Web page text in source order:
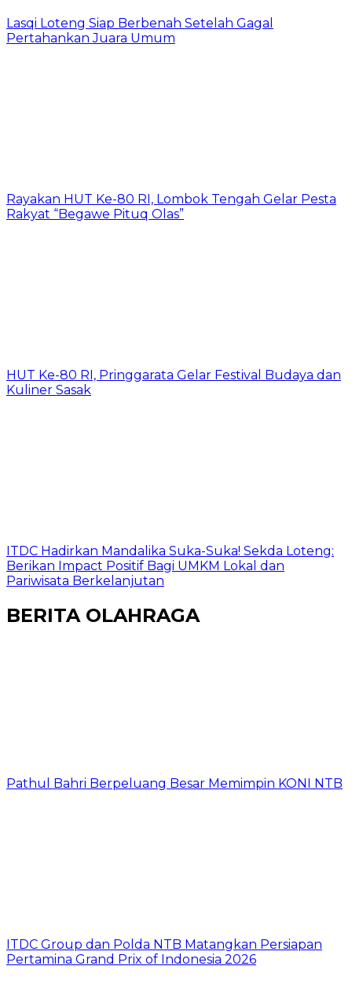
Lasqi Loteng Siap Berbenah Setelah Gagal
Pertahankan Juara Umum
Rayakan HUT Ke-80 RI, Lombok Tengah Gelar Pesta
Rakyat “Begawe Pituq Olas”
HUT Ke-80 RI, Pringgarata Gelar Festival Budaya dan
Kuliner Sasak
ITDC Hadirkan Mandalika Suka-Suka! Sekda Loteng:
Berikan Impact Positif Bagi UMKM Lokal dan
Pariwisata Berkelanjutan
BERITA OLAHRAGA
Pathul Bahri Berpeluang Besar Memimpin KONI NTB
ITDC Group dan Polda NTB Matangkan Persiapan
Pertamina Grand Prix of Indonesia 2026